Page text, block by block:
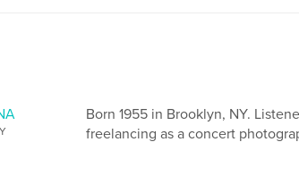
Born 1955 in Brooklyn, NY.
freelancing as a concert